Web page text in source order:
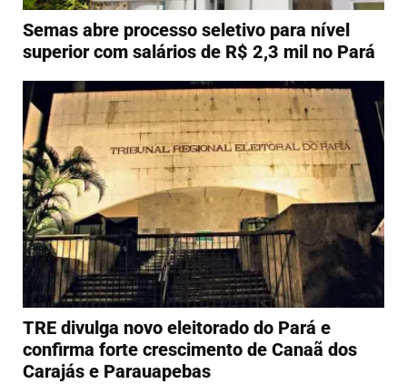
Semas abre processo seletivo para nível
superior com salários de R$ 2,3 mil no Pará
TRE divulga novo eleitorado do Pará e
confirma forte crescimento de Canaã dos
Carajás e Parauapebas